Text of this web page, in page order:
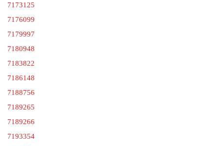
7173125
7176099
7179997
7180948
7183822
7186148
7188756
7189265
7189266
7193354